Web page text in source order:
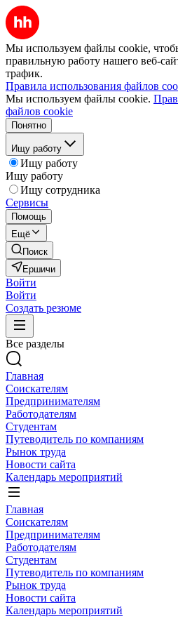
Мы используем файлы cookie,
правильную работу нашего веб-
трафик.
Правила использования файлов
Мы используем файлы cookie.
файлов cookie
Понятно
Ищу работу
Ищу работу
Ищу работу
Ищу сотрудника
Сервисы
Помощь
Ещё
Поиск
Ершичи
Войти
Войти
Создать резюме
Все разделы
Главная
Соискателям
Предпринимателям
Работодателям
Студентам
Путеводитель по компаниям
Рынок труда
Новости сайта
Календарь мероприятий
Главная
Соискателям
Предпринимателям
Работодателям
Студентам
Путеводитель по компаниям
Рынок труда
Новости сайта
Календарь мероприятий